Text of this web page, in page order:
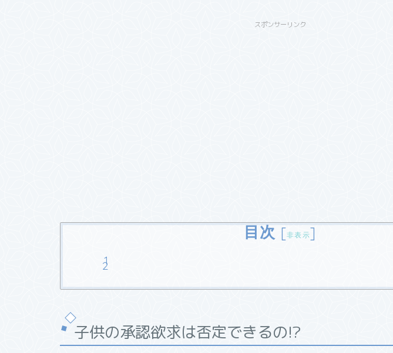
スポンサーリンク
目次 [非表示]
子供の承認欲求は否定できるの!?